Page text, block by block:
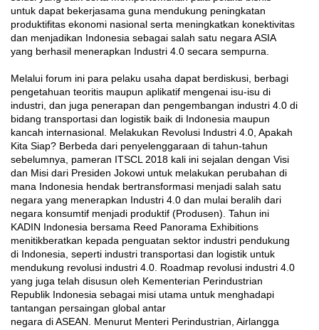
untuk dapat bekerjasama guna mendukung peningkatan
produktifitas ekonomi nasional serta meningkatkan konektivitas
dan menjadikan Indonesia sebagai salah satu negara ASIA
yang berhasil menerapkan Industri 4.0 secara sempurna.
Melalui forum ini para pelaku usaha dapat berdiskusi, berbagi
pengetahuan teoritis maupun aplikatif mengenai isu-isu di
industri, dan juga penerapan dan pengembangan industri 4.0 di
bidang transportasi dan logistik baik di Indonesia maupun
kancah internasional. Melakukan Revolusi Industri 4.0, Apakah
Kita Siap? Berbeda dari penyelenggaraan di tahun-tahun
sebelumnya, pameran ITSCL 2018 kali ini sejalan dengan Visi
dan Misi dari Presiden Jokowi untuk melakukan perubahan di
mana Indonesia hendak bertransformasi menjadi salah satu
negara yang menerapkan Industri 4.0 dan mulai beralih dari
negara konsumtif menjadi produktif (Produsen). Tahun ini
KADIN Indonesia bersama Reed Panorama Exhibitions
menitikberatkan kepada penguatan sektor industri pendukung
di Indonesia, seperti industri transportasi dan logistik untuk
mendukung revolusi industri 4.0. Roadmap revolusi industri 4.0
yang juga telah disusun oleh Kementerian Perindustrian
Republik Indonesia sebagai misi utama untuk menghadapi
tantangan persaingan global antar
negara di ASEAN. Menurut Menteri Perindustrian, Airlangga